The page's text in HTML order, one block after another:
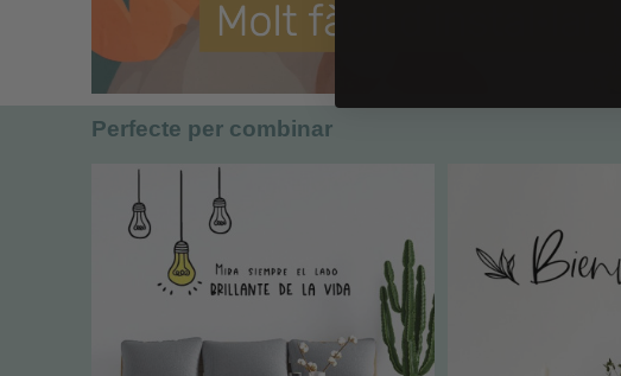
Perfecte per combinar